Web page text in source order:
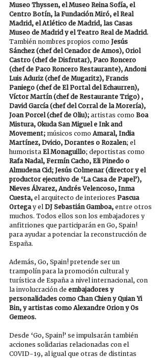
Museo Thyssen, el Museo Reina Sofía, el
Centro Botín, la Fundación Miró, el Real
Madrid, el Atlético de Madrid, las Casas
Museo de Madrid y el Teatro Real de Madrid.
También nombres propios como Jesús
Sánchez (chef del Cenador de Amos), Oriol
Castro (chef de Disfrutar), Paco Roncero
(chef de Paco Roncero Restaurante), Andoni
Luis Aduriz (chef de Mugaritz), Francis
Paniego (chef de El Portal del Echaurren),
Víctor Martín (chef de Restaurante Trigo) ,
David García (chef del Corral de la Morería),
Joan Porcel (chef de Oliu); artistas como Boa
Mistura, Okuda San Miguel e Ink and
Movement; músicos como Amaral, India
Martínez, Dvicio, Dorantes o Rozalen; el
humorista El Monaguillo; deportistas como
Rafa Nadal, Fermín Cacho, Eli Pinedo o
Almudena Cid; Jesús Colmenar (director y el
productor ejecutivo de ‘La Casa de Papel’),
Nieves Álvarez, Andrés Velencoso, Inma
Cuesta, el arquitecto de interiores Pascua
Ortega y el DJ Sebastián Gamboa, entre otros
muchos. Todos ellos son los embajadores y
anfitriones que participarán en Go, Spain!
para ayudar a potenciar la reconstrucción de
España.
Además, Go, Spain! pretende ser un
trampolín para la promoción cultural y
turística de España a nivel internacional, con
la involucración de embajadores y
personalidades como Chan Chien y Quian Yi
Bin, y artistas como Alexandre Orion y Os
Gemeos.
Desde ‘Go, Spain!’ se impulsarán también
acciones solidarias relacionadas con el
COVID-19, al igual que otras de distintas